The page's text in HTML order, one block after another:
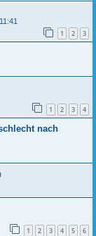
1 2 3
1 2 3 4
nach
1 2 3 4 5 6